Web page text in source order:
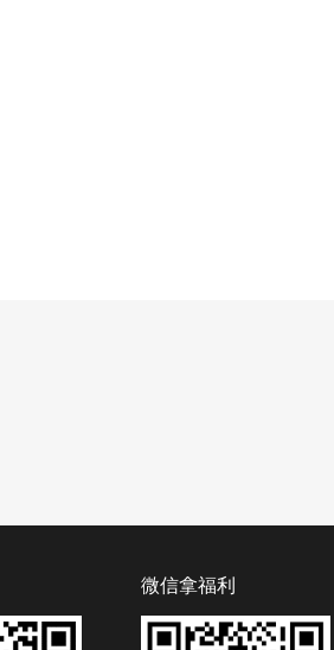
微信拿福利